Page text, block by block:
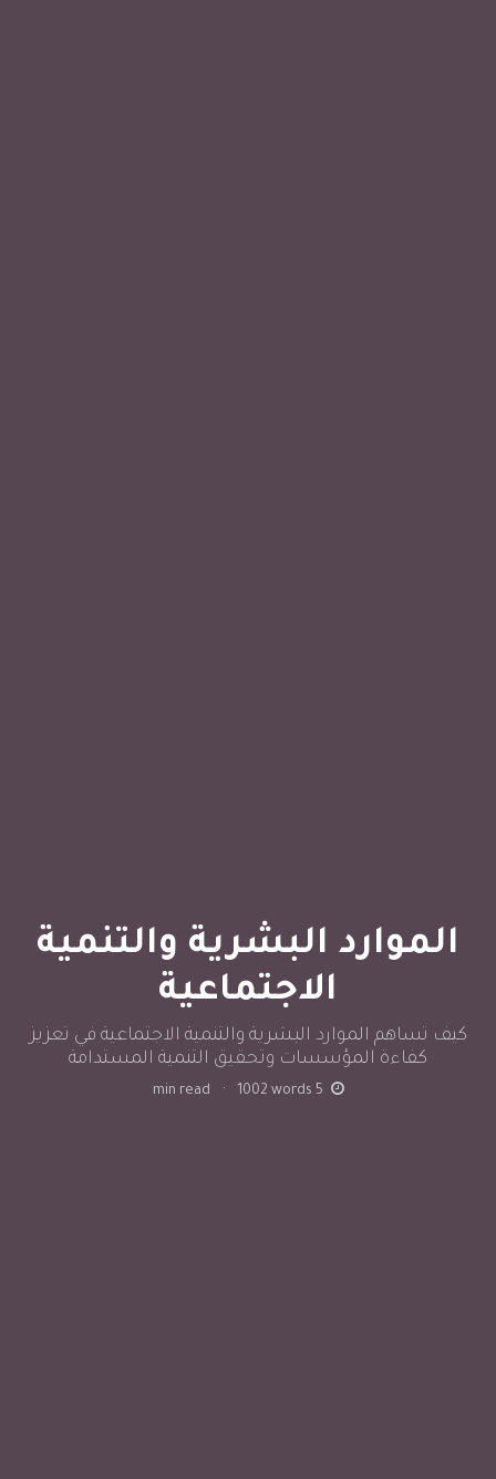
الموارد البشرية والتنمية
الاجتماعية
كيف تساهم الموارد البشرية والتنمية الاجتماعية في تعزيز
كفاءة المؤسسات وتحقيق التنمية المستدامة
5
min read · 1002 words